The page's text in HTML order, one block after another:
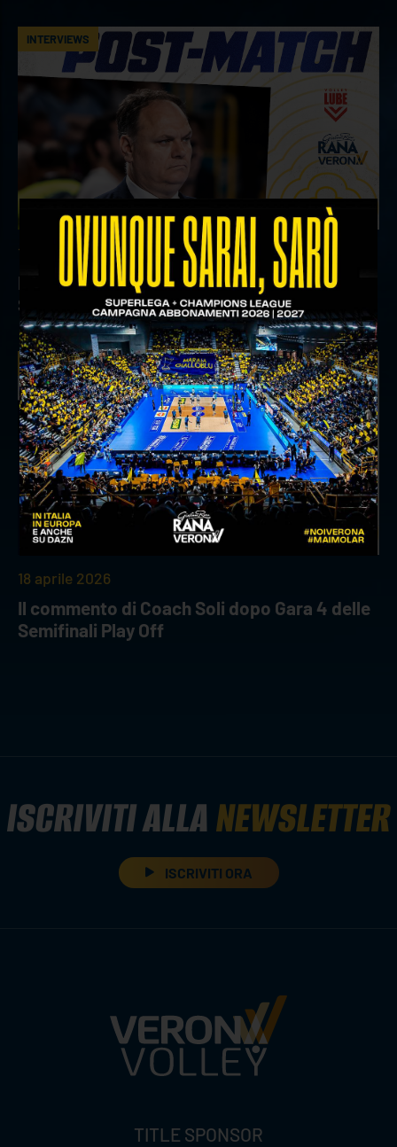
INTERVIEWS
18 aprile 2026
Il commento del ds Lami dopo Gara 4 delle
Semifinali Play Off
INTERVIEWS
18 aprile 2026
Il commento di Coach Soli dopo Gara 4 delle
Semifinali Play Off
ISCRIVITI ALLANEWSLETTER
ISCRIVITI ORA
TITLE SPONSOR